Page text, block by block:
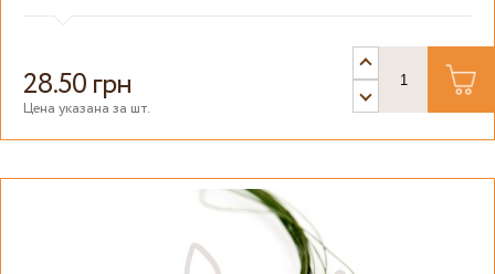
28.50 грн
Цена указана за шт.